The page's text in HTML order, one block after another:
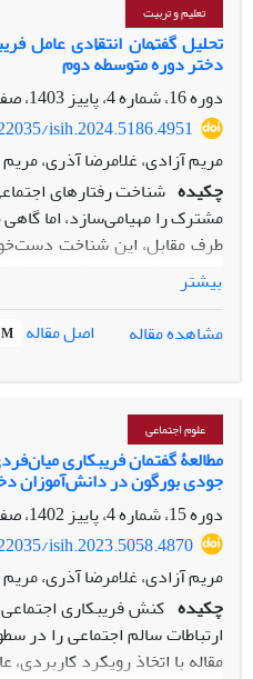
تعلیم و تربیت
تحلیل گفتمان انتقادی عامل
دختر دورهٔ متوسطهٔ دوم
دوره 16، شماره 4، پاییز 1403، صفحه
isih.2024.5186.4951
مریم آزادی، غلامرضا آذری،
چکیده شناخت رفتارهای
مشترک را مهیامی‌سازد، اما گاهی
طرف مقابل، این شناخت
اجتماعی فریب با نگاه
بررسی آن را فراهم‌می‌سازد. در
متن در یک بستراجتماعی در
تهران، نقش ایدئولوژی فریب
قرارگرفت. مقاله پیش‌رو
ایدئولوژی و قدرت در
15 تا 17 سال درخصوص
آموزش مجازی که داوطلب
گردید و به تحلیل آنها
ایدئولوژی و قدرت در چارچوب
مقاله بیانگر آن است که
فضای‌مجازی، همانند یک نهاد
به‌منظور دست‌یابی به یک
بیشتر
مشاهده مقاله
اصل مقاله
علوم اجتماعی
مطالعۀ گفتمان فریبکاری
جودی بورگون در دانش‌آموزان
دوره 15، شماره 4، پاییز 1402، صفحه
isih.2023.5058.4870
مریم آزادی، غلامرضا آذری،
چکیده کنش فریبکاری
ارتباطات سالم اجتماعی را در
مقاله با اتخاذ رویکرد